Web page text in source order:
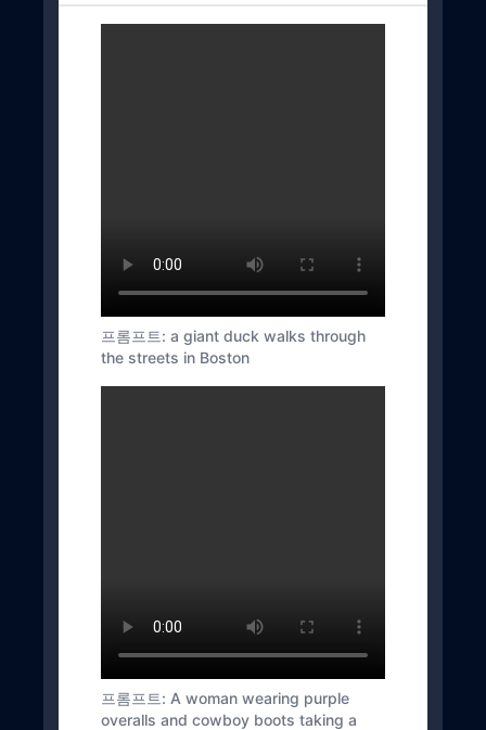
프롬프트: a giant duck walks through
the streets in Boston
프롬프트: A woman wearing purple
overalls and cowboy boots taking a